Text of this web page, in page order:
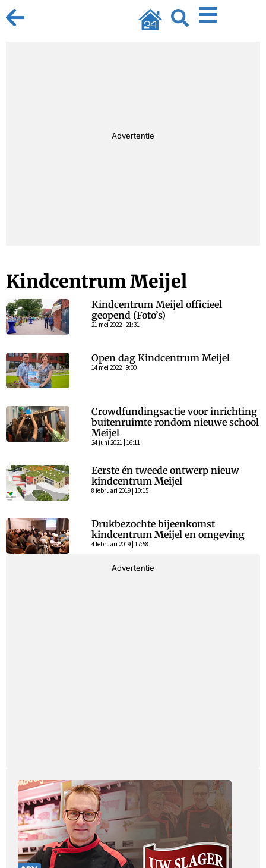
Advertentie
Kindcentrum Meijel
Kindcentrum Meijel officieel
geopend (Foto’s)
21 mei 2022 | 21:31
Open dag Kindcentrum Meijel
14 mei 2022 | 9:00
Crowdfundingsactie voor inrichting
buitenruimte rondom nieuwe school
Meijel
24 juni 2021 | 16:11
Eerste én tweede ontwerp nieuw
kindcentrum Meijel
8 februari 2019 | 10:15
Drukbezochte bijeenkomst
kindcentrum Meijel en omgeving
4 februari 2019 | 17:58
Advertentie